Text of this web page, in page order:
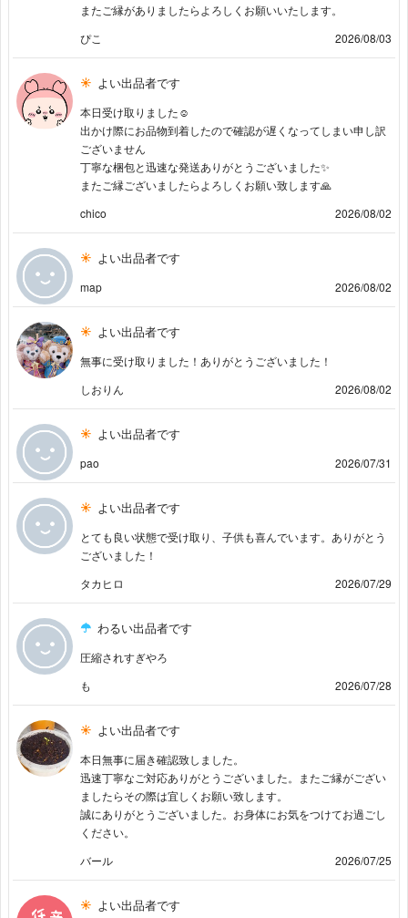
またご縁がありましたらよろしくお願いいたします。
ぴこ
2026/08/03
よい出品者です
本日受け取りました☺️
出かけ際にお品物到着したので確認が遅くなってしまい申し訳
ございません
丁寧な梱包と迅速な発送ありがとうございました✨
またご縁ございましたらよろしくお願い致します🙏
chico
2026/08/02
よい出品者です
map 2026/08/02
よい出品者です
無事に受け取りました！ありがとうございました！
しおりん
2026/08/02
よい出品者です
pao 2026/07/31
よい出品者です
とても良い状態で受け取り、子供も喜んでいます。ありがとう
ございました！
タカヒロ
2026/07/29
わるい出品者です
圧縮されすぎやろ
も
2026/07/28
よい出品者です
本日無事に届き確認致しました。
迅速丁寧なご対応ありがとうございました。またご縁がござい
ましたらその際は宜しくお願い致します。
誠にありがとうございました。お身体にお気をつけてお過ごし
ください。
バール
2026/07/25
よい出品者です